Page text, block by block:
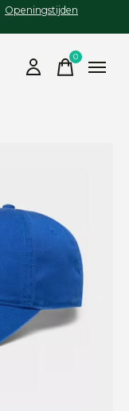
Openingstijden
0items